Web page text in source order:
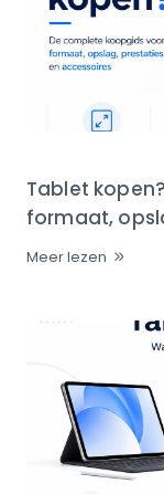
Tablet
formaat,
Meer lezen